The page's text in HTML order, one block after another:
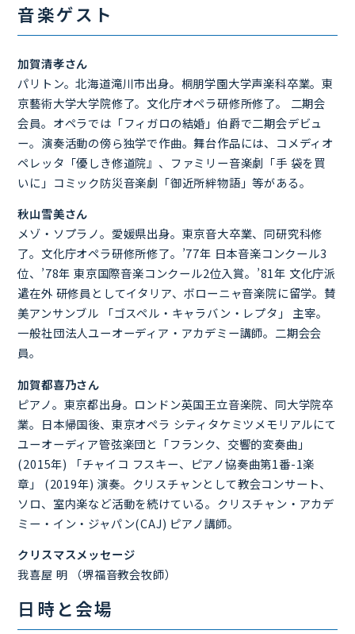
音楽ゲスト
加賀清孝さん
パリトン。北海道滝川市出身。桐朋学園大学声楽科卒業。東
京藝術大学大学院修了。文化庁オペラ研修所修了。 二期会
会員。オペラでは「フィガロの結婚」伯爵で二期会デビュ
ー。演奏活動の傍ら独学で作曲。舞台作品には、コメディオ
ペレッタ「優しき修道院』、ファミリー音楽劇「手 袋を買
いに」コミック防災音楽劇「御近所絆物語」等がある。
秋山雪美さん
メゾ・ソプラノ。愛媛県出身。東京音大卒業、同研究科修
了。文化庁オペラ研修所修了。’77年 日本音楽コンクール3
位、’78年 東京国際音楽コンクール2位入賞。’81年 文化庁派
遣在外 研修員としてイタリア、ボローニャ音楽院に留学。賛
美アンサンブル 「ゴスペル・キャラバン・レプタ」 主宰。
一般社団法人ユーオーディア・アカデミー講師。二期会会
員。
加賀都喜乃さん
ピアノ。東京都出身。ロンドン英国王立音楽院、同大学院卒
業。日本帰国後、東京オペラ シティタケミツメモリアルにて
ユーオーディア管弦楽団と「フランク、交響的変奏曲」
(2015年) 「チャイコ フスキー、ピアノ協奏曲第1番-1楽
章」 (2019年) 演奏。クリスチャンとして教会コンサート、
ソロ、室内楽など活動を続けている。クリスチャン・アカデ
ミー・イン・ジャパン(CAJ) ピアノ講師。
クリスマスメッセージ
我喜屋 明 （堺福音教会牧師）
日時と会場